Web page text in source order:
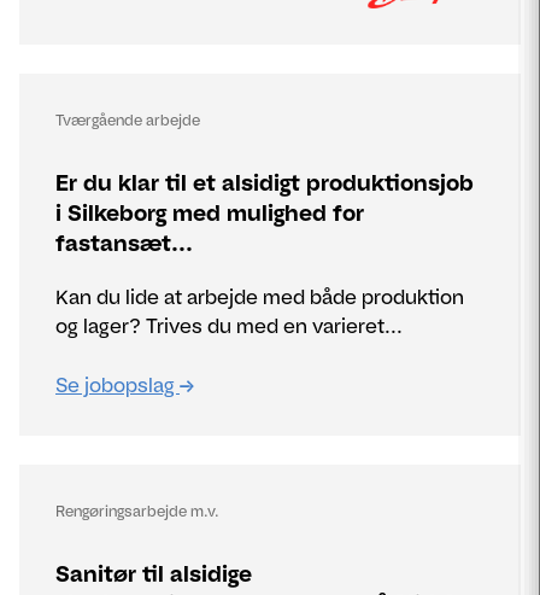
Tværgående arbejde
Er du klar til et alsidigt produktionsjob
i Silkeborg med mulighed for
fastansæt...
Kan du lide at arbejde med både produktion
og lager? Trives du med en varieret...
Se jobopslag
Rengøringsarbejde m.v.
Sanitør til alsidige